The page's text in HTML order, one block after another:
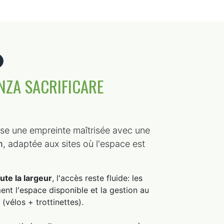
SACRIFICARE
une empreinte maîtrisée avec une
, adaptée aux sites où l'espace est
la largeur, l'accès reste fluide: les
l'espace disponible et la gestion au
+ trottinettes).